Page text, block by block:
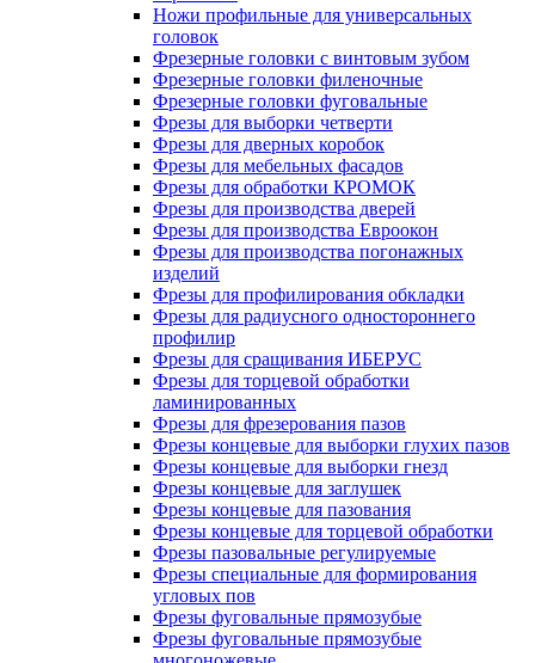
Ножи профильные для универсальных
головок
Фрезерные головки с винтовым зубом
Фрезерные головки филеночные
Фрезерные головки фуговальные
Фрезы для выборки четверти
Фрезы для дверных коробок
Фрезы для мебельных фасадов
Фрезы для обработки КРОМОК
Фрезы для производства дверей
Фрезы для производства Евроокон
Фрезы для производства погонажных
изделий
Фрезы для профилирования обкладки
Фрезы для радиусного одностороннего
профилир
Фрезы для сращивания ИБЕРУС
Фрезы для торцевой обработки
ламинированных
Фрезы для фрезерования пазов
Фрезы концевые для выборки глухих пазов
Фрезы концевые для выборки гнезд
Фрезы концевые для заглушек
Фрезы концевые для пазования
Фрезы концевые для торцевой обработки
Фрезы пазовальные регулируемые
Фрезы специальные для формирования
угловых пов
Фрезы фуговальные прямозубые
Фрезы фуговальные прямозубые